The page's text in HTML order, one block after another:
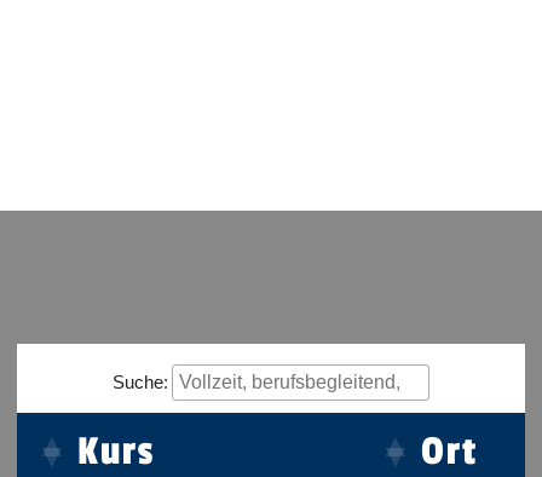
Suche:
Kurs Ort